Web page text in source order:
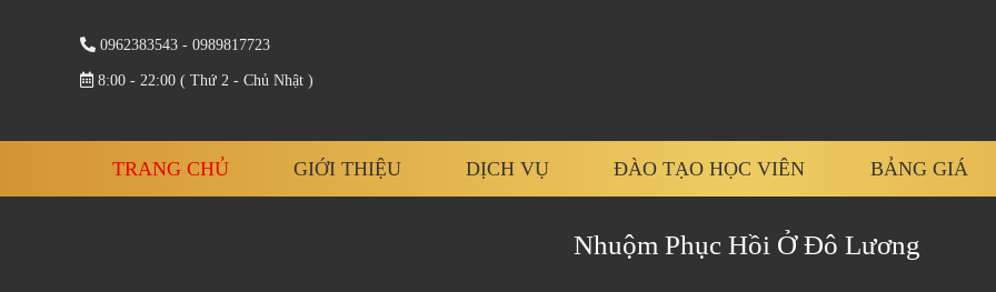
0962383543 - 0989817723
8:00 - 22:00 ( Thứ 2 - Chủ Nhật )
TRANG CHỦ GIỚI THIỆU DỊCH VỤ ĐÀO TẠO HỌC VIÊN BẢNG GIÁ
Nhuộm Phục Hồi Ở Đô Lương